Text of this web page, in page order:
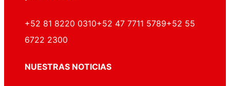
+52 81 8220 0310+52 47 7711 5789+52 55
6722 2300
NUESTRAS NOTICIAS